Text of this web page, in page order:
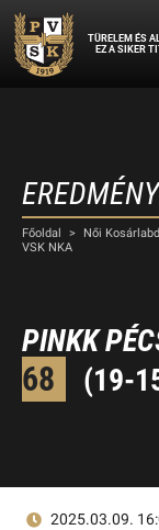
TÜRELEM ÉS
EZ A SIKER
EREDMÉNY
Főoldal > Női
VSK NKA
PINKK
68
(19-
2025.03.09.